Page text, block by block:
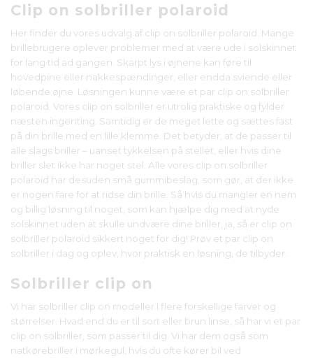
Clip on solbriller polaroid
Her finder du vores udvalg af clip on solbriller polaroid. Mange
brillebrugere oplever problemer med at være ude i solskinnet
for lang tid ad gangen. Skarpt lys i øjnene kan føre til
hovedpine eller nakkespændinger, eller endda sviende eller
løbende øjne. Løsningen kunne være et par clip on solbriller
polaroid. Vores clip on solbriller er utrolig praktiske og fylder
næsten ingenting. Samtidig er de meget lette og sættes fast
på din brille med en lille klemme. Det betyder, at de passer til
alle slags briller – uanset tykkelsen på stellet, eller hvis dine
briller slet ikke har noget stel. Alle vores clip on solbriller
polaroid har desuden små gummibeslag, som gør, at der ikke
er nogen fare for at ridse din brille. Så hvis du mangler en nem
og billig løsning til noget, som kan hjælpe dig med at nyde
solskinnet uden at skulle undvære dine briller, ja, så er clip on
solbriller polaroid sikkert noget for dig! Prøv et par clip on
solbriller i dag og oplev, hvor praktisk en løsning, de tilbyder.
Solbriller clip on
Vi har solbriller clip on modeller i flere forskellige farver og
størrelser. Hvad end du er til sort eller brun linse, så har vi et par
clip on solbriller, som passer til dig. Vi har dem også som
natkørebriller i mørkegul, hvis du ofte kører bil ved